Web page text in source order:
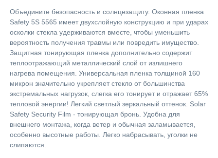
Объедините безопасность и солнцезащиту. Оконная пленка
Safety 5S 5565 имеет двухслойную конструкцию и при ударах
осколки стекла удерживаются вместе, чтобы уменьшить
вероятность получения травмы или повредить имущество.
Защитная тонирующая пленка дополнительно содержит
теплоотражающий металлический слой от излишнего
нагрева помещения. Универсальная пленка толщиной 160
микрон значительно укрепляет стекло от большинства
экстремальных нагрузок, слегка его тонирует и отражает 65%
тепловой энергии! Легкий светлый зеркальный оттенок. Solar
Safety Security Film - тонирующая бронь. Удобна для
внешнего монтажа, когда ветер и обычная заламывается,
особенно высотные работы. Легко набрасывать, уголки не
слипаются.